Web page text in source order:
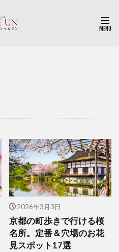
2026年3月3日
京都の町歩きで行ける桜
名所。定番＆穴場のお花
見スポット17選